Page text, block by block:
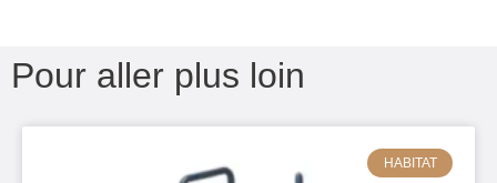
Pour aller plus loin
HABITAT